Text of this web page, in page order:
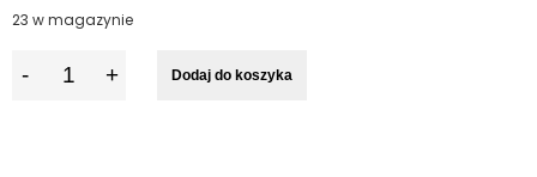
23 w magazynie
Dodaj do koszyka